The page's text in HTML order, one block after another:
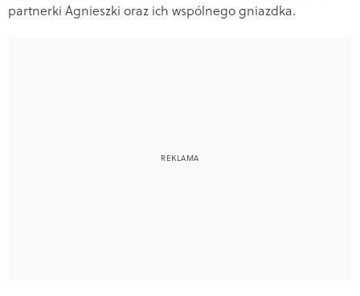
partnerki Agnieszki oraz ich wspólnego gniazdka.